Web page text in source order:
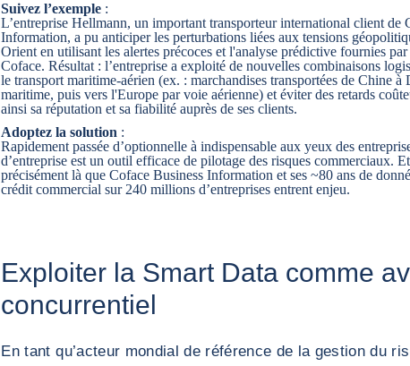
Suivez l’exemple :
L’entreprise Hellmann, un important transporteur international client de
Information, a pu anticiper les perturbations liées aux tensions
Orient en utilisant les alertes précoces et l'analyse prédictive fournies par
Coface. Résultat : l’entreprise a exploité de nouvelles combinaisons
le transport maritime-aérien (ex. : marchandises transportées de Chine à
maritime, puis vers l'Europe par voie aérienne) et éviter des retards
ainsi sa réputation et sa fiabilité auprès de ses clients.
Adoptez la solution :
Rapidement passée d’optionnelle à indispensable aux yeux des
d’entreprise est un outil efficace de pilotage des risques commerciaux. Et
précisément là que Coface Business Information et ses ~80 ans de
crédit commercial sur 240 millions d’entreprises entrent enjeu.
Exploiter la Smart Data comme
concurrentiel
En tant qu’acteur mondial de référence de la gestion du